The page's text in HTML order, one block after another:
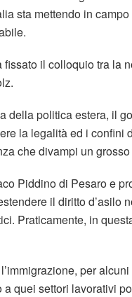
sta mettendo in
fissato il colloquio tra la
della politica estera, il
la legalità ed i confini
che divampi un
Piddino di Pesaro e
il diritto d’asilo
Praticamente, in
per
a quei settori lavorativi